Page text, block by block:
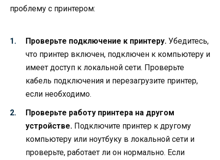
проблему с принтером:
Проверьте подключение к принтеру. Убедитесь,
что принтер включен, подключен к компьютеру и
имеет доступ к локальной сети. Проверьте
кабель подключения и перезагрузите принтер,
если необходимо.
Проверьте работу принтера на другом
устройстве. Подключите принтер к другому
компьютеру или ноутбуку в локальной сети и
проверьте, работает ли он нормально. Если